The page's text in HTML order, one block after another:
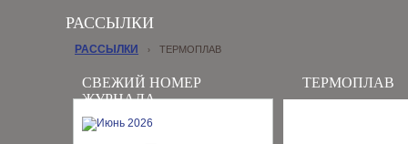
РАССЫЛКИ
СВЕЖИЙ НОМЕР
ЖУРНАЛА
РАССЫЛКИ › ТЕРМОПЛАВ
ТЕРМОПЛАВ